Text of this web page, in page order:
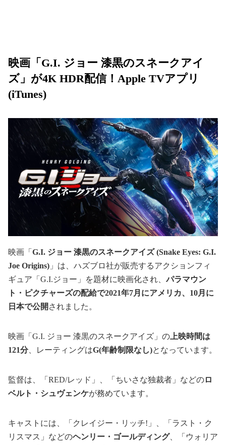
映画「G.I. ジョー 漆黒のスネークアイ
ズ」が4K HDR配信！Apple TVアプリ
(iTunes)
映画「 G.I. ジョー 漆黒のスネークアイズ (Snake Eyes: G.I.
Joe Origins) 」は、ハズブロ社が販売するアクションフィ
ギュア「G.I.ジョー」を題材に映画化され、パラマウン
ト・ピクチャーズの配給で2021年7月にアメリカ、10月に
日本で公開 されました。
映画「G.I. ジョー 漆黒のスネークアイズ」の 上映時間は
121分、レーティングはG(年齢制限なし)となっています。
監督は、「RED/レッド」、「ちいさな独裁者」などのロ
ベルト・シュヴェンケが務めています。
キャストには、「クレイジー・リッチ!」、「ラスト・ク
リスマス」などのヘンリー・ゴールディング、「ウォリア